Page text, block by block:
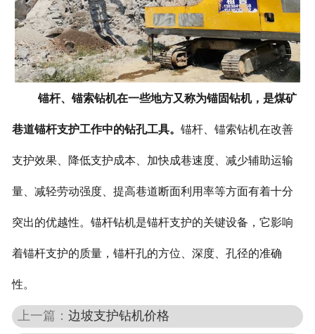
锚杆、锚索钻机在一些地方又称为锚固钻机，是煤矿
巷道锚杆支护工作中的钻孔工具。 锚杆、锚索钻机在改善
支护效果、降低支护成本、加快成巷速度、减少辅助运输
量、减轻劳动强度、提高巷道断面利用率等方面有着十分
突出的优越性。锚杆钻机是锚杆支护的关键设备，它影响
着锚杆支护的质量，锚杆孔的方位、深度、孔径的准确
性。
上一篇：边坡支护钻机价格